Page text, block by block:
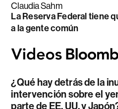
Claudia Sahm
La Reserva Federal tiene
a la gente común
¿Qué hay detrás de la
intervención sobre el
parte de EE. UU. y